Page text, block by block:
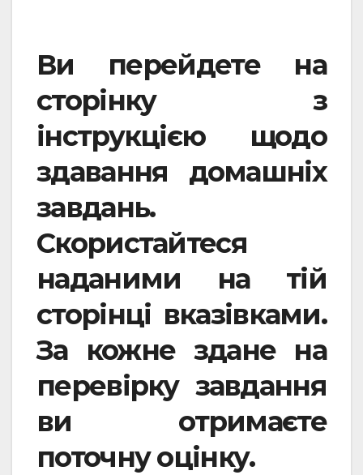
Ви перейдете на
сторінку з
інструкцією щодо
здавання домашніх
завдань.
Скористайтеся
наданими на тій
сторінці вказівками.
За кожне здане на
перевірку завдання
ви отримаєте
поточну оцінку.